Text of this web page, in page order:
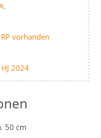
vorhanden
2024
50 cm